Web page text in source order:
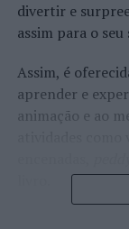
divertir e
assim para o
Assim, é
aprender e
animação e ao